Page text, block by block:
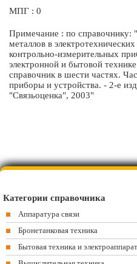
МПГ : 0
Примечание : по справочнику:
металлов в
контрольно-измерительных
электронной и бытовой
справочник в шести частях.
приборы и устройства. - 2-е
"Связьоценка", 2003"
Категории справочника
Аппаратура связи
Бронетанковая техника
Бытовая техника и